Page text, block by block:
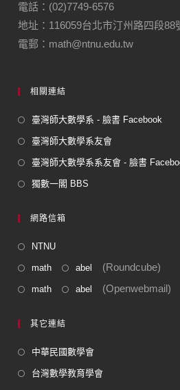
電話：(02)7749-6576
地址：116059台北市汀州路四段88
電郵：math@ntnu.edu.tw
相關連結
臺灣師大數學系 - 臉書 Facebook
臺灣師大數學系友會
臺灣師大數學系系友會 - 臉書
獨數一閣 BBS
網路信箱
NTNU
math abel (Roundcube)
math abel (Openwebmail)
其它連結
中華民國數學會
台灣數學教育學會